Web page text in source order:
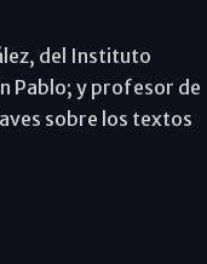
del Instituto
Pablo; y profesor de
sobre los textos